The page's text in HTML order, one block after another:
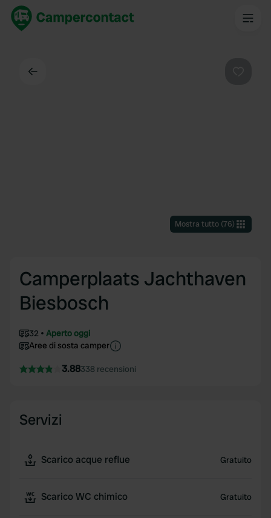
Mostra tutto(76)
Camperplaats Jachthaven
Biesbosch
32
Aperto oggi
Aree di sosta camper
3.88338 recensioni
Servizi
Scarico acque reflue Gratuito
Scarico WC chimico Gratuito